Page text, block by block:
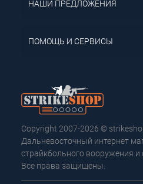
НАШИ ПРЕДЛОЖЕНИЯ
ПОМОЩЬ И СЕРВИСЫ
Copyright 2007-2026 ©
Дальневосточный интернет
страйкбольного вооружения и
Все права защищены.